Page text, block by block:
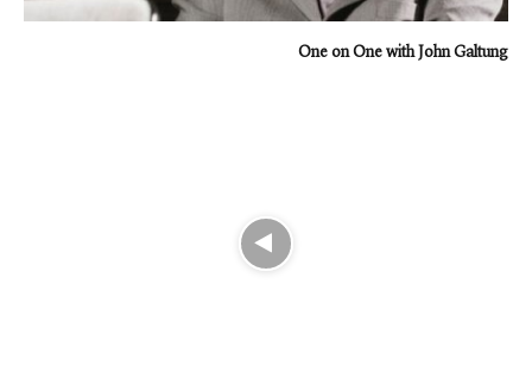
One on One with John Galtung